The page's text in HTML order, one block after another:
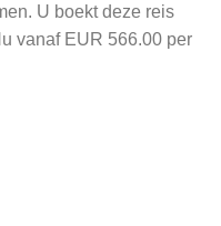
U boekt deze reis
vanaf EUR 566.00 per